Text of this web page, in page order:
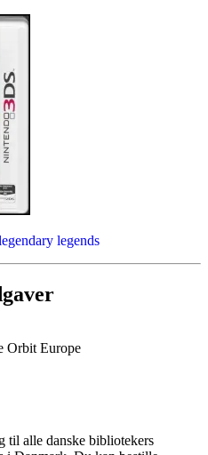
legends
Orbit Europe
til alle danske bibliotekers